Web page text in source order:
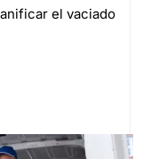
el vaciado